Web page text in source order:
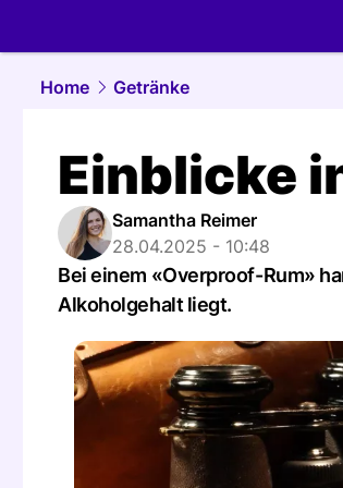
Home
Getränke
Einblicke
Samantha Reimer
28.04.2025 - 10:48
Bei einem «Overproof-Rum»
Alkoholgehalt liegt.